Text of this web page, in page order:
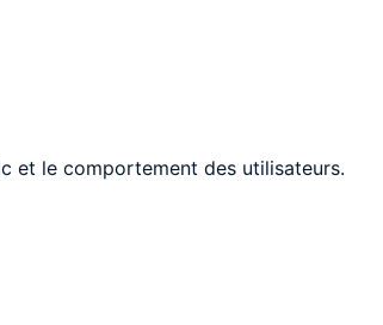
et le comportement des utilisateurs.